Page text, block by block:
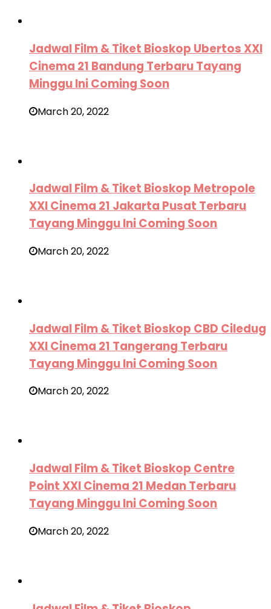
Jadwal Film & Tiket Bioskop Ubertos XXI
Cinema 21 Bandung Terbaru Tayang
Minggu Ini Coming Soon
March 20, 2022
Jadwal Film & Tiket Bioskop Metropole
XXI Cinema 21 Jakarta Pusat Terbaru
Tayang Minggu Ini Coming Soon
March 20, 2022
Jadwal Film & Tiket Bioskop CBD Ciledug
XXI Cinema 21 Tangerang Terbaru
Tayang Minggu Ini Coming Soon
March 20, 2022
Jadwal Film & Tiket Bioskop Centre
Point XXI Cinema 21 Medan Terbaru
Tayang Minggu Ini Coming Soon
March 20, 2022